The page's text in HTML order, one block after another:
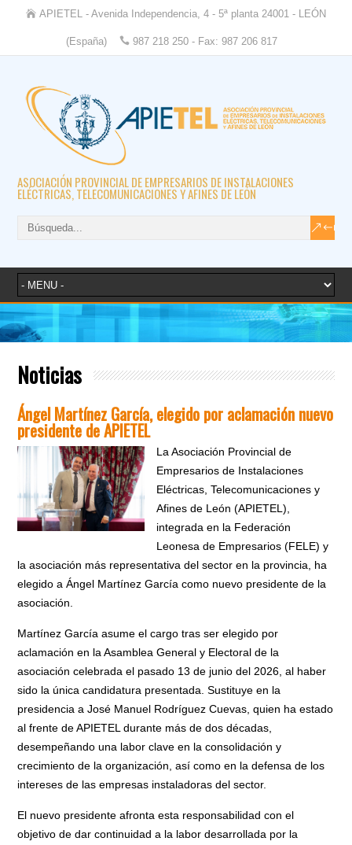
APIETEL - Avenida Independencia, 4 - 5ª planta 24001 - LEÓN
(España) 987 218 250 - Fax: 987 206 817
ASOCIACIÓN PROVINCIAL DE EMPRESARIOS DE INSTALACIONES
ELÉCTRICAS, TELECOMUNICACIONES Y AFINES DE LEÓN
Noticias
Ángel Martínez García, elegido por aclamación nuevo
presidente de APIETEL
La Asociación Provincial de
Empresarios de Instalaciones
Eléctricas, Telecomunicaciones y
Afines de León (APIETEL),
integrada en la Federación
Leonesa de Empresarios (FELE) y
la asociación más representativa del sector en la provincia, ha
elegido a Ángel Martínez García como nuevo presidente de la
asociación.
Martínez García asume el cargo tras ser elegido por
aclamación en la Asamblea General y Electoral de la
asociación celebrada el pasado 13 de junio del 2026, al haber
sido la única candidatura presentada. Sustituye en la
presidencia a José Manuel Rodríguez Cuevas, quien ha estado
al frente de APIETEL durante más de dos décadas,
desempeñando una labor clave en la consolidación y
crecimiento de la organización, así como en la defensa de los
intereses de las empresas instaladoras del sector.
El nuevo presidente afronta esta responsabilidad con el
objetivo de dar continuidad a la labor desarrollada por la